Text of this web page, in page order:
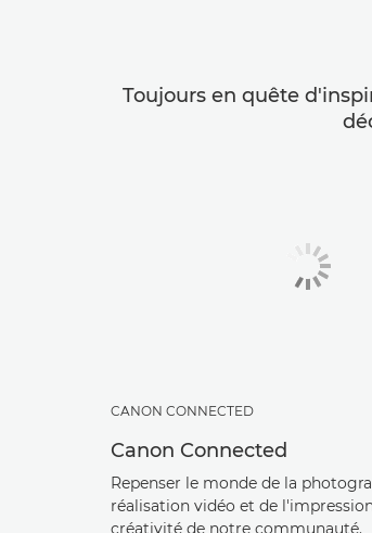
Toujours en quête
CANON CONNECTED
Canon Connected
Repenser le monde de la
réalisation vidéo et de
créativité de notre communauté.